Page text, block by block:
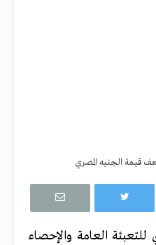
قيمة الجنيه المصري
للتعبئة العامة والإحصاء